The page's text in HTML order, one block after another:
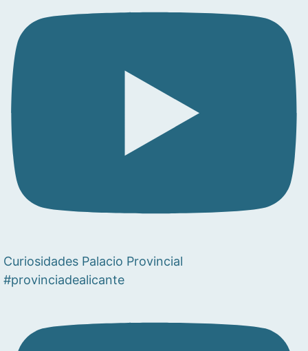
Curiosidades Palacio Provincial
#provinciadealicante